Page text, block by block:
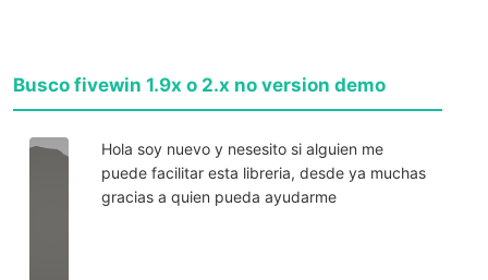
Busco fivewin 1.9x o 2.x no version demo
Hola soy nuevo y nesesito si alguien me
puede facilitar esta libreria, desde ya muchas
gracias a quien pueda ayudarme